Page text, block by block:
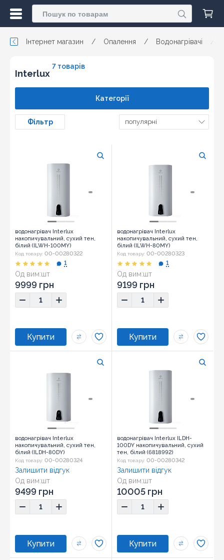
Інтернет магазин / Опалення / Водонагрівачі /
Interlux
7 товарів
Фільтр
Категорії
популярні
водонагрівач Interlux
накопичувальний, сухий тен,
білий (ILWH-100MY)
Код товару: 00-00280322
Од вим:шт
1
9999 грн
водонагрівач Interlux
накопичувальний, сухий тен,
білий (ILWH-80MY)
Код товару: 00-00280323
Од вим:шт
1
9199 грн
водонагрівач Interlux
накопичувальний, сухий тен,
білий (ILDH-80DY)
Код товару: 00-00280324
Од вим:шт
Залишити відгук
9499 грн
водонагрівач Interlux ILDH-
100DY накопичувальний, сухий
тен, білий (6818992)
Код товару: 00-00280342
Од вим:шт
Залишити відгук
10005 грн